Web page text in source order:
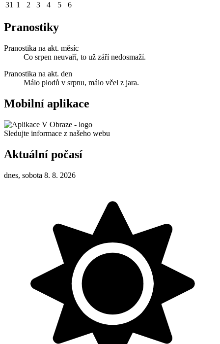
31 1 2 3 4 5 6
Pranostiky
Pranostika na akt. měsíc
Co srpen neuvaří, to už září nedosmaží.
Pranostika na akt. den
Málo plodů v srpnu, málo včel z jara.
Mobilní aplikace
Sledujte informace z našeho webu
Aktuální počasí
dnes, sobota 8. 8. 2026